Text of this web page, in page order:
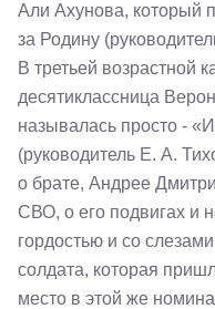
Али Ахунова, который
за Родину
В третьей возрастной
десятиклассница
называлась просто -
(руководитель Е. А.
о брате, Андрее
СВО, о его подвигах и
гордостью и со
солдата, которая
место в этой же